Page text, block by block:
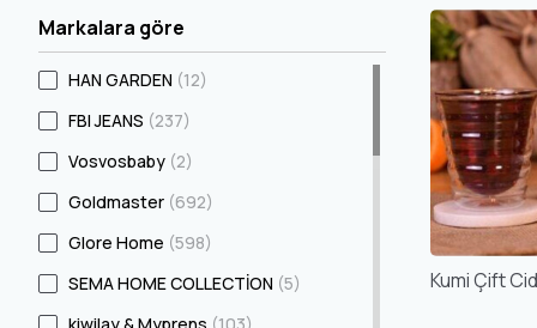
Markalara göre
HAN GARDEN (12)
FBI JEANS (237)
Vosvosbaby (2)
Goldmaster (692)
Glore Home (598)
SEMA HOME COLLECTİON (5)
Kumi Çift